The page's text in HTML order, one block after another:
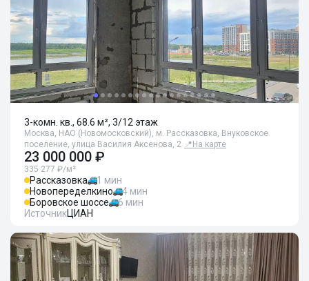
3-комн. кв., 68.6 м², 3/12 этаж
Москва, НАО (Новомосковский), м. Рассказовка, Внуковское
поселение, улица Василия Аксенова, 2 📍 На карте
23 000 000 ₽
335 277 ₽/м²
Рассказовка
1 мин
Новопеределкино
4 мин
Боровское шоссе
6 мин
ИсточникЦИАН